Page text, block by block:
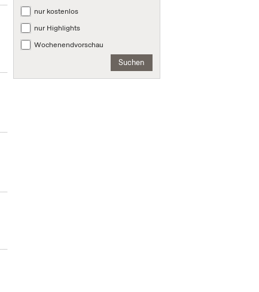
nur kostenlos
nur Highlights
Wochenendvorschau
Suchen